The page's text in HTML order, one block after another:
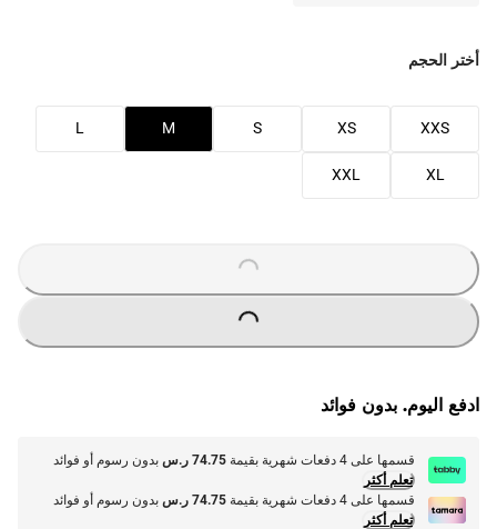
أختر الحجم
XXS
XS
S
M
L
XL
XXL
...
...
ادفع اليوم. بدون فوائد
قسمها على 4 دفعات شهرية بقيمة 74.75 ر.س
بدون رسوم أو فوائد
تعلم أكثر
قسمها على 4 دفعات شهرية بقيمة
74.75 ر.س
بدون رسوم أو فوائد
تعلم أكثر